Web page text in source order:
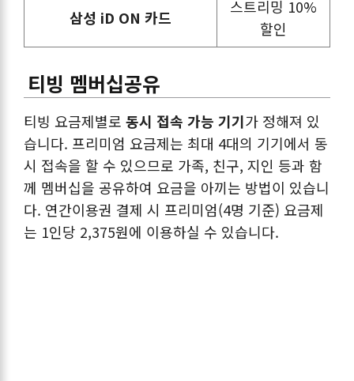
삼성 iD ON 카드
스트리밍 10%
할인
티빙 멤버십공유
티빙 요금제별로 동시 접속 가능 기기가 정해져 있
습니다. 프리미엄 요금제는 최대 4대의 기기에서 동
시 접속을 할 수 있으므로 가족, 친구, 지인 등과 함
께 멤버십을 공유하여 요금을 아끼는 방법이 있습니
다. 연간이용권 결제 시 프리미엄(4명 기준) 요금제
는 1인당 2,375원에 이용하실 수 있습니다.